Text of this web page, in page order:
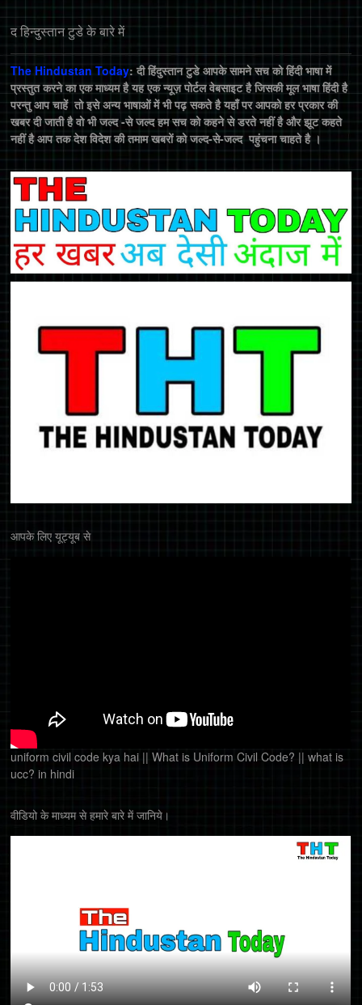
द हिन्‍दुस्‍तान टुडे के बारे में
The Hindustan Today: दी हिंदुस्तान टुडे आपके सामने सच को हिंदी भाषा में
प्रस्तुत करने का एक माध्यम है यह एक न्यूज़ पोर्टल वेबसाइट है जिसकी मूल भाषा हिंदी है
परन्तु आप चाहें तो इसे अन्य भाषाओं में भी पढ़ सकते है यहाँ पर आपको हर प्रकार की
खबर दी जाती है वो भी जल्द -से जल्द हम सच को कहने से डरते नहीं है और झूट कहते
नहीं है आप तक देश विदेश की तमाम खबरों को जल्द-से-जल्द पहुंचना चाहते है ।
आपके लिए यूट्यूब से
uniform civil code kya hai || What is Uniform Civil Code? || what is
ucc? in hindi
वीडियो के माध्यम से हमारे बारे में जानिये।